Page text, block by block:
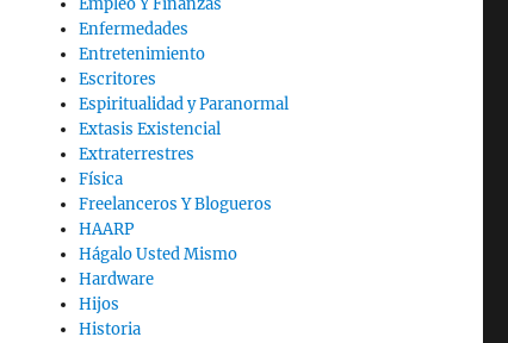
Empleo Y Finanzas
Enfermedades
Entretenimiento
Escritores
Espiritualidad y Paranormal
Extasis Existencial
Extraterrestres
Física
Freelanceros Y Blogueros
HAARP
Hágalo Usted Mismo
Hardware
Hijos
Historia